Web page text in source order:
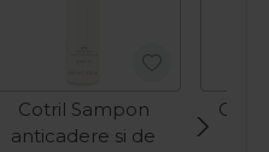
Cotril Sampon
anticadere si de